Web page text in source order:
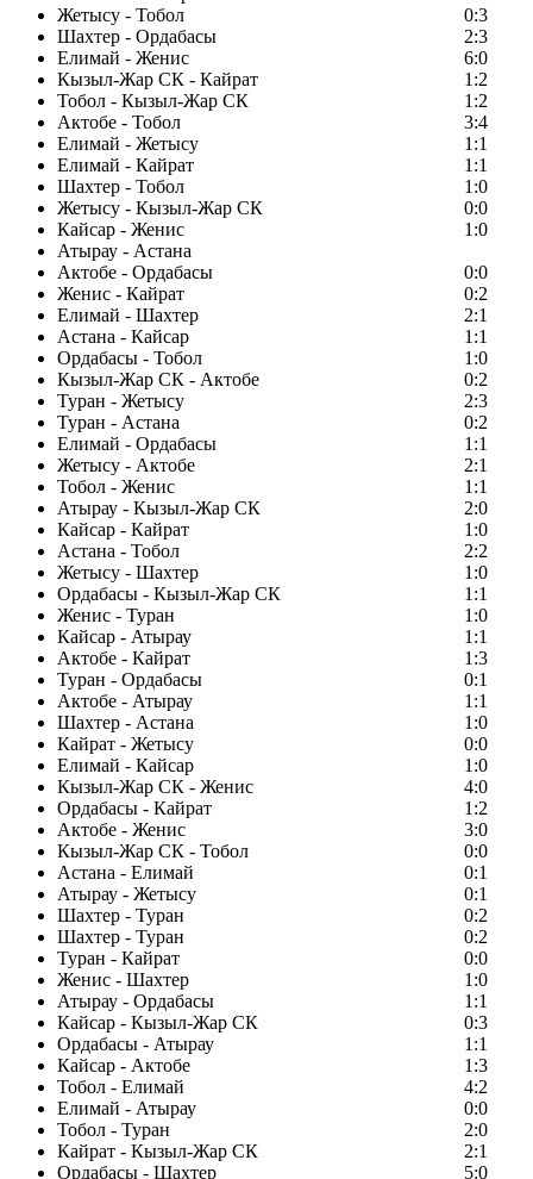
Жетысу - Тобол
0:3
Шахтер - Ордабасы
2:3
Елимай - Женис
6:0
Кызыл-Жар СК - Кайрат
1:2
Тобол - Кызыл-Жар СК
1:2
Актобе - Тобол
3:4
Елимай - Жетысу
1:1
Елимай - Кайрат
1:1
Шахтер - Тобол
1:0
Жетысу - Кызыл-Жар СК
0:0
Кайсар - Женис
1:0
Атырау - Астана
Актобе - Ордабасы
0:0
Женис - Кайрат
0:2
Елимай - Шахтер
2:1
Астана - Кайсар
1:1
Ордабасы - Тобол
1:0
Кызыл-Жар СК - Актобе
0:2
Туран - Жетысу
2:3
Туран - Астана
0:2
Елимай - Ордабасы
1:1
Жетысу - Актобе
2:1
Тобол - Женис
1:1
Атырау - Кызыл-Жар СК
2:0
Кайсар - Кайрат
1:0
Астана - Тобол
2:2
Жетысу - Шахтер
1:0
Ордабасы - Кызыл-Жар СК
1:1
Женис - Туран
1:0
Кайсар - Атырау
1:1
Актобе - Кайрат
1:3
Туран - Ордабасы
0:1
Актобе - Атырау
1:1
Шахтер - Астана
1:0
Кайрат - Жетысу
0:0
Елимай - Кайсар
1:0
Кызыл-Жар СК - Женис
4:0
Ордабасы - Кайрат
1:2
Актобе - Женис
3:0
Кызыл-Жар СК - Тобол
0:0
Астана - Елимай
0:1
Атырау - Жетысу
0:1
Шахтер - Туран
0:2
Шахтер - Туран
0:2
Туран - Кайрат
0:0
Женис - Шахтер
1:0
Атырау - Ордабасы
1:1
Кайсар - Кызыл-Жар СК
0:3
Ордабасы - Атырау
1:1
Кайсар - Актобе
1:3
Тобол - Елимай
4:2
Елимай - Атырау
0:0
Тобол - Туран
2:0
Кайрат - Кызыл-Жар СК
2:1
Ордабасы - Шахтер
5:0